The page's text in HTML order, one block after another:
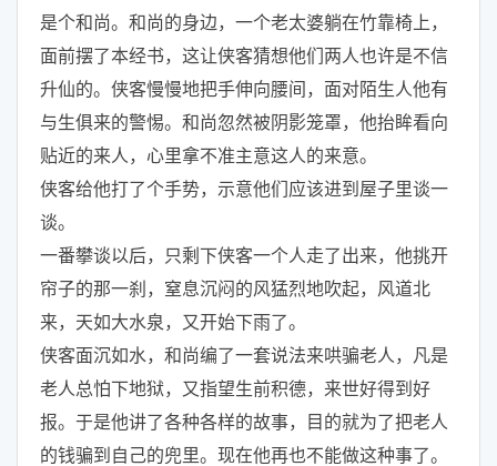
是个和尚。和尚的身边，一个老太婆躺在竹靠椅上，
面前摆了本经书，这让侠客猜想他们两人也许是不信
升仙的。侠客慢慢地把手伸向腰间，面对陌生人他有
与生俱来的警惕。和尚忽然被阴影笼罩，他抬眸看向
贴近的来人，心里拿不准主意这人的来意。
侠客给他打了个手势，示意他们应该进到屋子里谈一
谈。
一番攀谈以后，只剩下侠客一个人走了出来，他挑开
帘子的那一刹，窒息沉闷的风猛烈地吹起，风道北
来，天如大水泉，又开始下雨了。
侠客面沉如水，和尚编了一套说法来哄骗老人，凡是
老人总怕下地狱，又指望生前积德，来世好得到好
报。于是他讲了各种各样的故事，目的就为了把老人
的钱骗到自己的兜里。现在他再也不能做这种事了。